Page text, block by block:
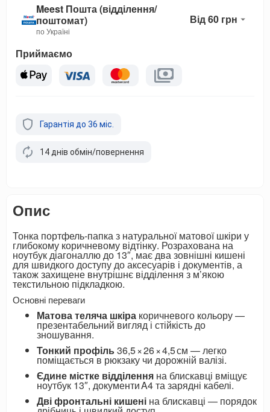
Meest Пошта (відділення/
поштомат)
по Україні
Від 60 грн
Приймаємо
Гарантія до 36 міс.
14 днів обмін/повернення
Опис
Тонка портфель‑папка з натуральної матової шкіри у
глибокому коричневому відтінку. Розрахована на
ноутбук діагоналлю до 13″, має два зовнішні кишені
для швидкого доступу до аксесуарів і документів, а
також захищене внутрішнє відділення з м’якою
текстильною підкладкою.
Основні переваги
Матова теляча шкіра коричневого кольору —
презентабельний вигляд і стійкість до
зношування.
Тонкий профіль36,5 × 26 × 4,5 см — легко
поміщається в рюкзаку чи дорожній валізі.
Єдине містке відділення на блискавці вміщує
ноутбук 13″, документи A4 та зарядні кабелі.
Дві фронтальні кишені на блискавці — порядок